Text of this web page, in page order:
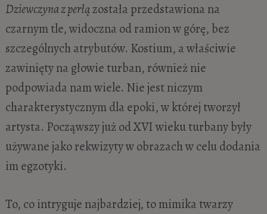
Dziewczyna z perłązostała przedstawiona na
czarnym tle, widoczna od ramion w górę, bez
szczególnych atrybutów. Kostium, a właściwie
zawinięty na głowie turban, również nie
podpowiada nam wiele. Nie jest niczym
charakterystycznym dla epoki, w której tworzył
artysta. Począwszy już od XVI wieku turbany były
używane jako rekwizyty w obrazach w celu dodania
im egzotyki.
To, co intryguje najbardziej, to mimika twarzy